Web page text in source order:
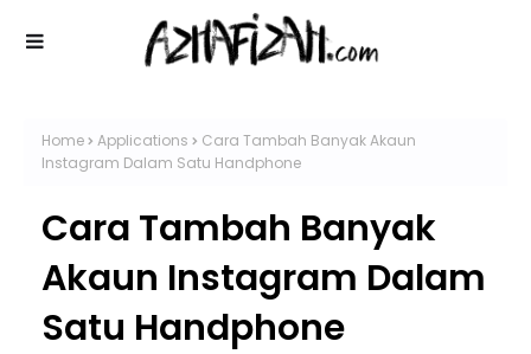
Home Applications
Cara Tambah Banyak Akaun
Instagram Dalam Satu Handphone
Cara Tambah Banyak
Akaun Instagram Dalam
Satu Handphone